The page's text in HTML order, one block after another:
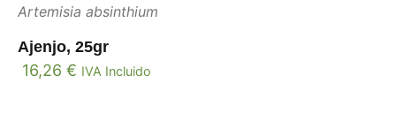
Artemisia absinthium
Ajenjo, 25gr
16,26 € IVA Incluido